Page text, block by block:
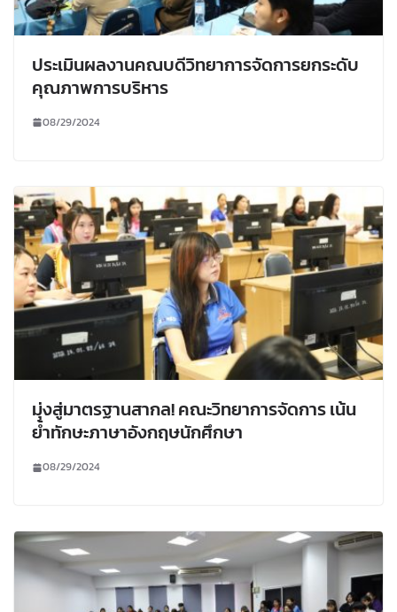
ประเมินผลงานคณบดีวิทยาการจัดการยกระดับ
คุณภาพการบริหาร
08/29/2024
มุ่งสู่มาตรฐานสากล! คณะวิทยาการจัดการ เน้น
ย้ำทักษะภาษาอังกฤษนักศึกษา
08/29/2024